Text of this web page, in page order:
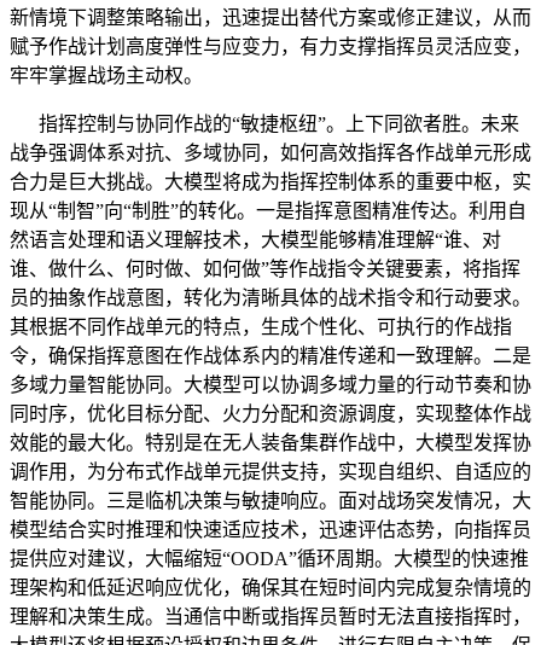
新情境下调整策略输出，迅速提出替代方案或修正建议，从而
赋予作战计划高度弹性与应变力，有力支撑指挥员灵活应变，
牢牢掌握战场主动权。
指挥控制与协同作战的“敏捷枢纽”。上下同欲者胜。未来
战争强调体系对抗、多域协同，如何高效指挥各作战单元形成
合力是巨大挑战。大模型将成为指挥控制体系的重要中枢，实
现从“制智”向“制胜”的转化。一是指挥意图精准传达。利用自
然语言处理和语义理解技术，大模型能够精准理解“谁、对
谁、做什么、何时做、如何做”等作战指令关键要素，将指挥
员的抽象作战意图，转化为清晰具体的战术指令和行动要求。
其根据不同作战单元的特点，生成个性化、可执行的作战指
令，确保指挥意图在作战体系内的精准传递和一致理解。二是
多域力量智能协同。大模型可以协调多域力量的行动节奏和协
同时序，优化目标分配、火力分配和资源调度，实现整体作战
效能的最大化。特别是在无人装备集群作战中，大模型发挥协
调作用，为分布式作战单元提供支持，实现自组织、自适应的
智能协同。三是临机决策与敏捷响应。面对战场突发情况，大
模型结合实时推理和快速适应技术，迅速评估态势，向指挥员
提供应对建议，大幅缩短“OODA”循环周期。大模型的快速推
理架构和低延迟响应优化，确保其在短时间内完成复杂情境的
理解和决策生成。当通信中断或指挥员暂时无法直接指挥时，